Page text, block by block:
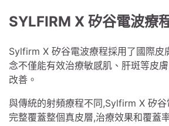
SYLFIRM X 矽谷電波療
Sylfirm X 矽谷電波療程採用了國際
念不僅能有效治療敏感肌、肝斑等皮
改善。
與傳統的射頻療程不同,Sylfirm X 矽
完整覆蓋整個真皮層,治療效果和覆蓋